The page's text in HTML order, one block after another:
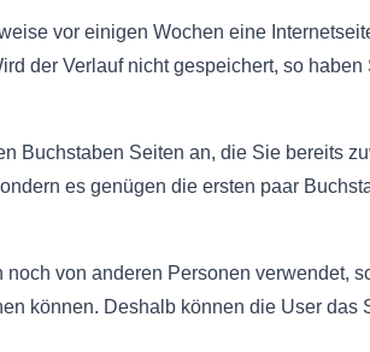
vor einigen Wochen eine
der Verlauf nicht gespeichert, so
Seiten an, die Sie bereits
es genügen die ersten paar
von anderen Personen verwendet,
können. Deshalb können die User das